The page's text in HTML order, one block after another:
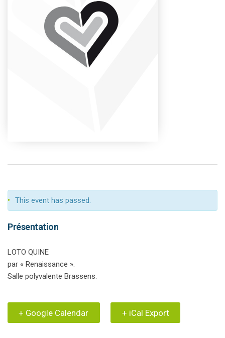
This event has passed.
Présentation
LOTO QUINE
par « Renaissance ».
Salle polyvalente Brassens.
+ Google Calendar + iCal Export